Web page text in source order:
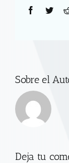
Facebook
Sobre el
Deja tu